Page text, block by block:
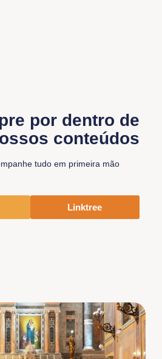
por dentro de
conteúdos
tudo em primeira mão
Linktree